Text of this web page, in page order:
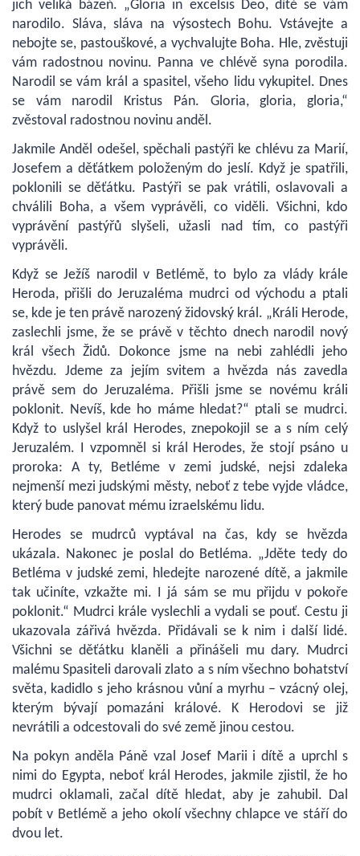
jich veliká bázeň. „Gloria in excelsis Deo, dítě se vám
narodilo. Sláva, sláva na výsostech Bohu. Vstávejte a
nebojte se, pastouškové, a vychvalujte Boha. Hle, zvěstuji
vám radostnou novinu. Panna ve chlévě syna porodila.
Narodil se vám král a spasitel, všeho lidu vykupitel. Dnes
se vám narodil Kristus Pán. Gloria, gloria, gloria,“
zvěstoval radostnou novinu anděl.
Jakmile Anděl odešel, spěchali pastýři ke chlévu za Marií,
Josefem a děťátkem položeným do jeslí. Když je spatřili,
poklonili se děťátku. Pastýři se pak vrátili, oslavovali a
chválili Boha, a všem vyprávěli, co viděli. Všichni, kdo
vyprávění pastýřů slyšeli, užasli nad tím, co pastýři
vyprávěli.
Když se Ježíš narodil v Betlémě, to bylo za vlády krále
Heroda, přišli do Jeruzaléma mudrci od východu a ptali
se, kde je ten právě narozený židovský král. „Králi Herode,
zaslechli jsme, že se právě v těchto dnech narodil nový
král všech Židů. Dokonce jsme na nebi zahlédli jeho
hvězdu. Jdeme za jejím svitem a hvězda nás zavedla
právě sem do Jeruzaléma. Přišli jsme se novému králi
poklonit. Nevíš, kde ho máme hledat?“ ptali se mudrci.
Když to uslyšel král Herodes, znepokojil se a s ním celý
Jeruzalém. I vzpomněl si král Herodes, že stojí psáno u
proroka: A ty, Betléme v zemi judské, nejsi zdaleka
nejmenší mezi judskými městy, neboť z tebe vyjde vládce,
který bude panovat mému izraelskému lidu.
Herodes se mudrců vyptával na čas, kdy se hvězda
ukázala. Nakonec je poslal do Betléma. „Jděte tedy do
Betléma v judské zemi, hledejte narozené dítě, a jakmile
tak učiníte, vzkažte mi. I já sám se mu přijdu v pokoře
poklonit.“ Mudrci krále vyslechli a vydali se pouť. Cestu ji
ukazovala zářivá hvězda. Přidávali se k nim i další lidé.
Všichni se děťátku klaněli a přinášeli mu dary. Mudrci
malému Spasiteli darovali zlato a s ním všechno bohatství
světa, kadidlo s jeho krásnou vůní a myrhu – vzácný olej,
kterým bývají pomazáni králové. K Herodovi se již
nevrátili a odcestovali do své země jinou cestou.
Na pokyn anděla Páně vzal Josef Marii i dítě a uprchl s
nimi do Egypta, neboť král Herodes, jakmile zjistil, že ho
mudrci oklamali, začal dítě hledat, aby je zahubil. Dal
pobít v Betlémě a jeho okolí všechny chlapce ve stáří do
dvou let.